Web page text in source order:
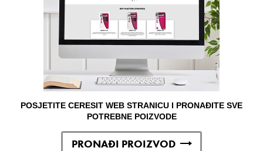
POSJETITE CERESIT WEB STRANICU I PRONAĐITE SVE
POTREBNE POIZVODE
PRONAĐI PROIZVOD